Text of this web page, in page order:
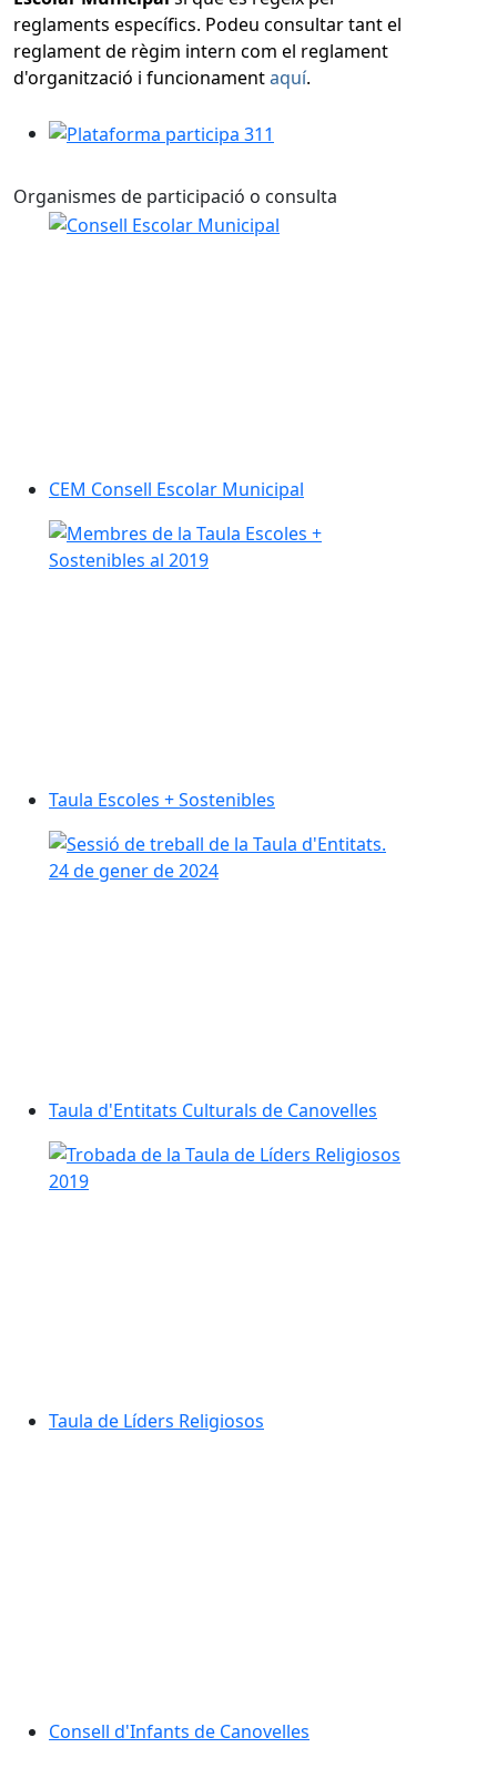
reglaments específics. Podeu consultar tant el
reglament de règim intern com el reglament
d'organització i funcionamentaquí.
Plataforma participa 311
Organismes de participació o consulta
CEM Consell Escolar Municipal
CEM Consell Escolar Municipal
Taula Escoles + Sostenibles
Taula Escoles + Sostenibles
Taula d'Entitats Culturals de Canovelles
Taula d'Entitats Culturals de Canovelles
Taula de Líders Religiosos
Taula de Líders Religiosos
Consell d'Infants de Canovelles